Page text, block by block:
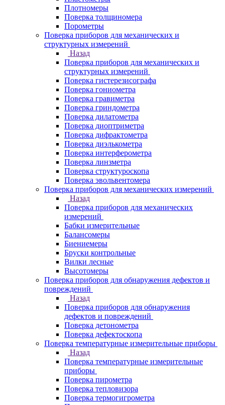
Плотномеры
Поверка толщиномера
Порометры
Поверка приборов для механических и
структурных измерений
Назад
Поверка приборов для механических и
структурных измерений
Поверка гистерезисографа
Поверка гониометра
Поверка гравиметра
Поверка гриндометра
Поверка дилатометра
Поверка диоптриметра
Поверка дифрактометра
Поверка диэлькометра
Поверка интерферометра
Поверка линзметра
Поверка структуроскопа
Поверка эвольвентомера
Поверка приборов для механических измерений
Назад
Поверка приборов для механических
измерений
Бабки измерительные
Балансомеры
Биениемеры
Бруски контрольные
Вилки лесные
Высотомеры
Поверка приборов для обнаружения дефектов и
повреждений
Назад
Поверка приборов для обнаружения
дефектов и повреждений
Поверка детонометра
Поверка дефектоскопа
Поверка температурные измерительные приборы
Назад
Поверка температурные измерительные
приборы
Поверка пирометра
Поверка тепловизора
Поверка термогигрометра